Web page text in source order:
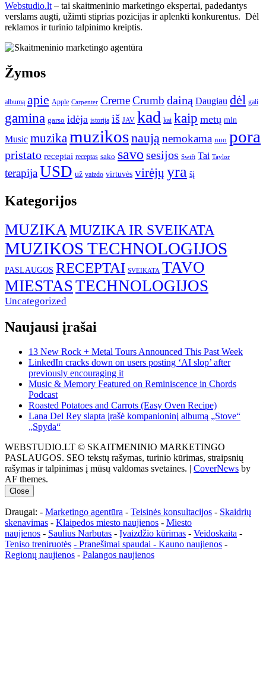
Webstudio.lt – tai skaitmeninio marketingo ekspertai, padedantys
verslams augti, užimti stiprias pozicijas ir aplenkti konkurentus. Dėl
reklamos ir turinio talpinimo kreiptis.
Žymos
albumą apie Apple Carpenter CremeCrumb dainą Daugiau dėl gali
gamina garso idėja istorija iš JAV kad kai kaip metų mln
Music muzikamuzikosnaują nemokama nuo pora
pristato receptai receptas sako savo sesijos Swift Tai Taylor
terapijaUSD už vaizdo virtuvės virėjų yra šį
Kategorijos
MUZIKA MUZIKA IR SVEIKATA
MUZIKOS TECHNOLOGIJOS
PASLAUGOS RECEPTAI SVEIKATA TAVO
MIESTASTECHNOLOGIJOS
Uncategorized
Naujausi įrašai
13 New Rock + Metal Tours Announced This Past Week
LinkedIn cracks down on users posting ‘AI slop’ after
previously encouraging it
Music & Memory Featured on Reminiscence in Chords
Podcast
Roasted Potatoes and Carrots (Easy Oven Recipe)
Lana Del Rey slapta įrašė kompanioninį albumą „Stove“
„Spyda“
WEBSTUDIO.LT © SKAITMENINIO MARKETINGO
PASLAUGOS. SEO tekstų rašymas, turinio kūrimas, straipsnių
rašymas ir talpinimas į mūsų valdomas svetaines. | CoverNews by
AF themes.
Close
Draugai: - Marketingo agentūra - Teisinės konsultacijos - Skaidrių
skenavimas - Klaipedos miesto naujienos - Miesto
naujienos - Saulius Narbutas - Įvaizdžio kūrimas - Veidoskaita -
Teniso treniruotės - Pranešimai spaudai - Kauno naujienos -
Regionų naujienos - Palangos naujienos